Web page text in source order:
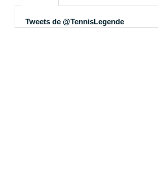
Tweets de @TennisLegende